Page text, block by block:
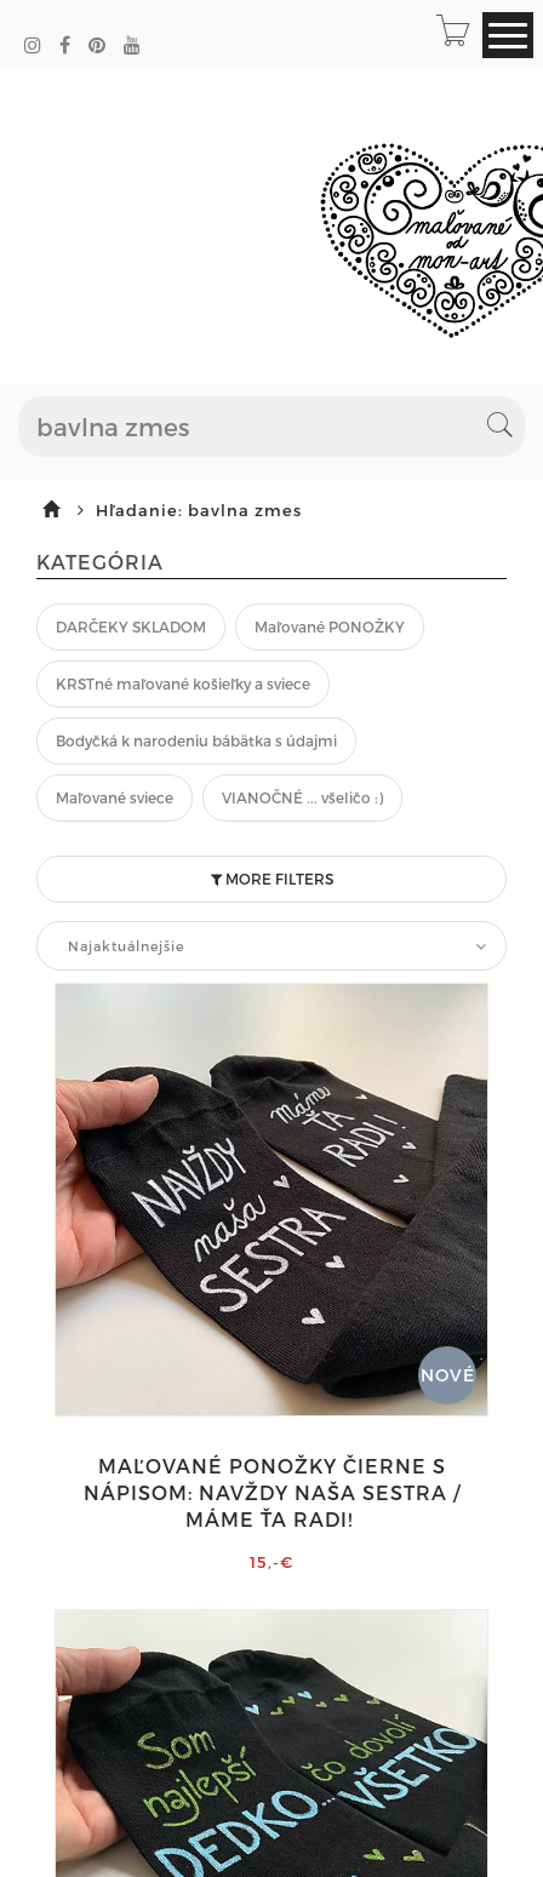
Hľadanie: bavlna zmes
KATEGÓRIA
DARČEKY SKLADOM Maľované PONOŽKY
KRSTné maľované košieľky a sviece
Bodyčká k narodeniu bábätka s údajmi
Maľované sviece VIANOČNÉ ... všeličo :)
MORE FILTERS
Najaktuálnejšie
NOVÉ
MAĽOVANÉ PONOŽKY ČIERNE S
NÁPISOM: NAVŽDY NAŠA SESTRA /
MÁME ŤA RADI!
15,-€